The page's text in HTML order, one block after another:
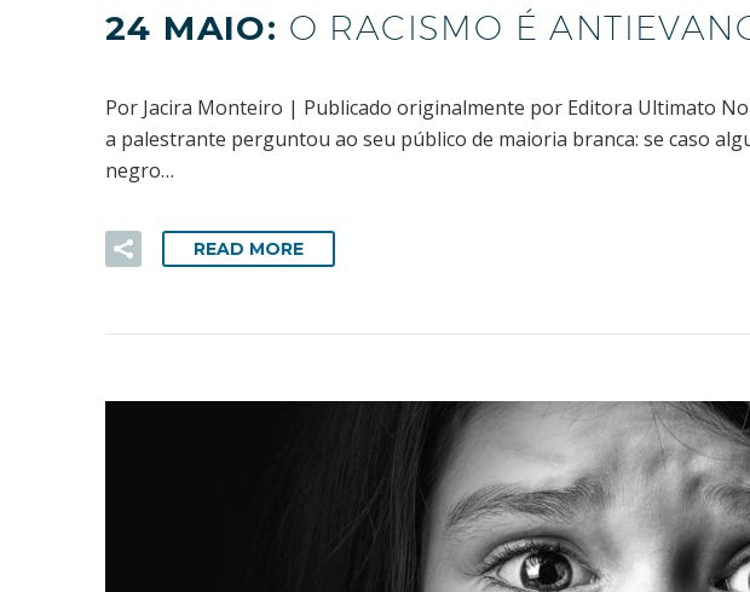
24 MAIO: O RACISMO É
Por Jacira Monteiro | Publicado originalmente por Editora Ultimato No
a palestrante perguntou ao seu público de maioria branca: se caso
negro…
READ MORE